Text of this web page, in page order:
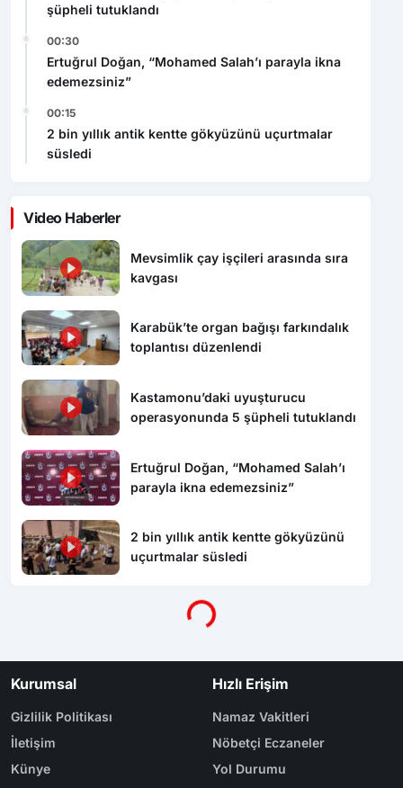
şüpheli tutuklandı
00:30
Ertuğrul Doğan, “Mohamed Salah’ı parayla ikna
edemezsiniz”
00:15
2 bin yıllık antik kentte gökyüzünü uçurtmalar
süsledi
Video Haberler
Mevsimlik çay işçileri arasında sıra
kavgası
Karabük’te organ bağışı farkındalık
toplantısı düzenlendi
Kastamonu’daki uyuşturucu
operasyonunda 5 şüpheli tutuklandı
Ertuğrul Doğan, “Mohamed Salah’ı
parayla ikna edemezsiniz”
2 bin yıllık antik kentte gökyüzünü
uçurtmalar süsledi
Yükleniyor...
Kurumsal
Gizlilik Politikası
İletişim
Künye
Hızlı Erişim
Namaz Vakitleri
Nöbetçi Eczaneler
Yol Durumu